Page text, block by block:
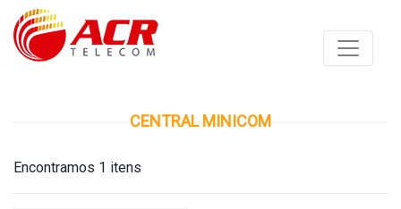
CENTRAL MINICOM
Encontramos 1 itens